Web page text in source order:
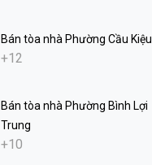
Bán tòa nhà Phường Cầu Kiệu
+12
Bán tòa nhà Phường Bình Lợi
Trung
+10